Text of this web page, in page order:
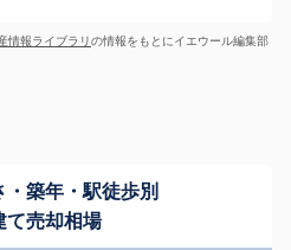
情報ライブラリの情報をもとにイエウール編集部
・築年・駅徒歩別
て売却相場